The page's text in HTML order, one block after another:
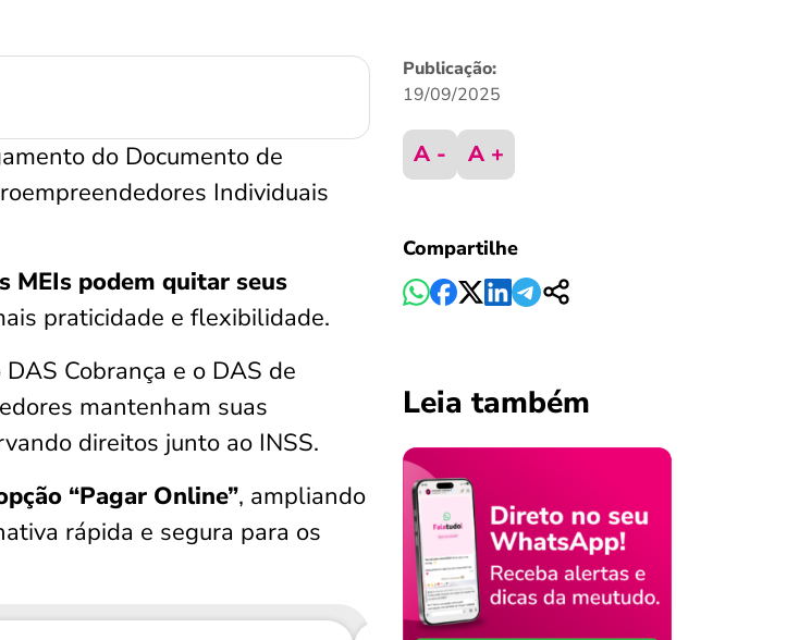
do Documento de
Individuais
MEIs podem quitar seus
praticidade e flexibilidade.
Cobrança e o DAS de
mantenham suas
direitos junto ao INSS.
“Pagar Online”, ampliando
rápida e segura para os
Publicação:
19/09/2025
A - A +
Compartilhe
Leia também